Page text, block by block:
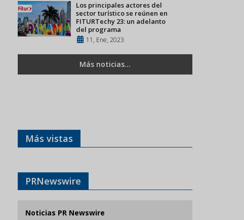
Los principales actores del
sector turístico se reúnen en
FITURTechy 23: un adelanto
del programa
11, Ene, 2023
Más noticias...
Más vistas
PRNewswire
Noticias PR Newswire